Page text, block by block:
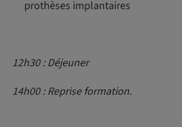
prothèses implantaires
12h30 : Déjeuner
14h00 : Reprise formation.